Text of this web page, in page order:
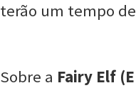
terão um tempo
Sobre a Fairy Elf